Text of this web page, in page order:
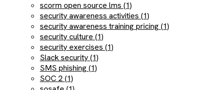
scorm open source lms (1)
security awareness activities (1)
security awareness training pricing (1)
security culture (1)
security exercises (1)
Slack security (1)
SMS phishing (1)
SOC 2 (1)